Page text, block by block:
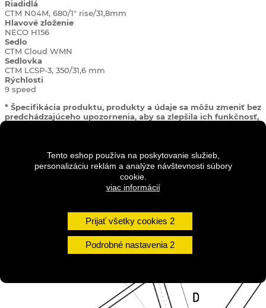
Tento eshop používa na poskytovanie služieb,
personalizáciu reklám a analýze návštevnosti súbory
cookie.
viac informácií
Prijať všetky cookies
Podrobné nastavenia
Riadidlá
CTM N04M, 680/1" rise/31,8mm
Hlavové zloženie
NECO H156
Sedlo
CTM Cloud WMN
Sedlovka
CTM LCSP-3, 350/31,6 mm
Rýchlosti
9 speed
* Špecifikácia produktu, produkty a údaje sa môžu zmeniť bez
predchádzajúceho upozornenia, aby sa zlepšila ich funkčnosť,
Geometria: